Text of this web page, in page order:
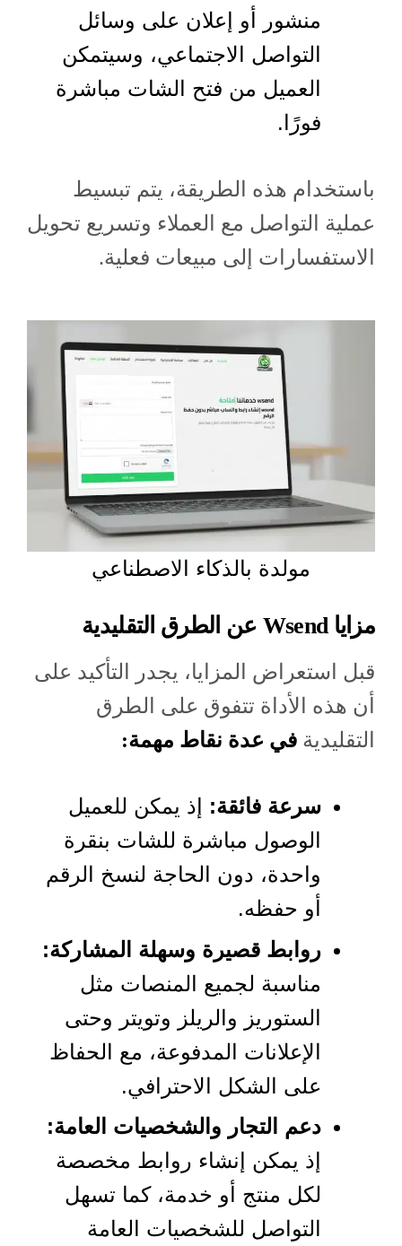
منشور أو إعلان على وسائل
التواصل الاجتماعي، وسيتمكن
العميل من فتح الشات مباشرة
فورًا.
باستخدام هذه الطريقة، يتم تبسيط
عملية التواصل مع العملاء وتسريع تحويل
الاستفسارات إلى مبيعات فعلية.
مولدة بالذكاء الاصطناعي
مزايا Wsend عن الطرق التقليدية
قبل استعراض المزايا، يجدر التأكيد على
أن هذه الأداة تتفوق على الطرق
التقليدية في عدة نقاط مهمة:
سرعة فائقة: إذ يمكن للعميل
الوصول مباشرة للشات بنقرة
واحدة، دون الحاجة لنسخ الرقم
أو حفظه.
روابط قصيرة وسهلة المشاركة:
مناسبة لجميع المنصات مثل
الستوريز والريلز وتويتر وحتى
الإعلانات المدفوعة، مع الحفاظ
على الشكل الاحترافي.
دعم التجار والشخصيات العامة:
إذ يمكن إنشاء روابط مخصصة
لكل منتج أو خدمة، كما تسهل
التواصل للشخصيات العامة